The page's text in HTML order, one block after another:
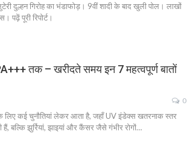
दुल्हन गिरोह का भंडाफोड़। 9वीं शादी के बाद खुली पोल। लाखों
पूरी रिपोर्ट।
तक – खरीदते समय इन 7 महत्वपूर्ण बातों
0
लिए कई चुनौतियां लेकर आता है, जहाँ UV इंडेक्स खतरनाक स्तर
बल्कि झुर्रियां, झाइयां और कैंसर जैसे गंभीर रोगों…